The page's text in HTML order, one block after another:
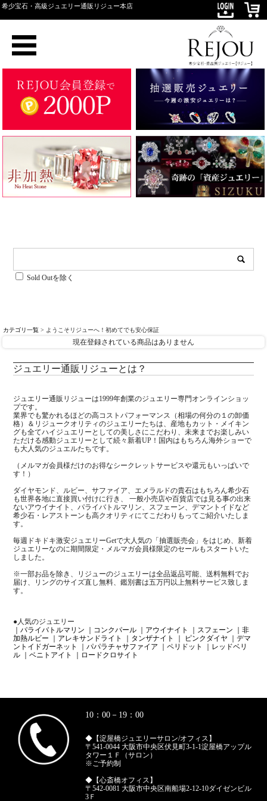
希少宝石・高級ジュエリー通販リジュー本店
Sold Outを除く
カテゴリ一覧 > ようこそリジューへ！初めてでも安心保証
現在登録されている商品はありません
ジュエリー通販リジューとは？
ジュエリー通販リジューは1999年創業のジュエリー専門オンラインショッ
プです。
業界でも驚かれるほどの高コストパフォーマンス（相場の何分の１の卸価
格）＆リジュークオリティのジュエリーたちは、産地もカット・メイキン
グも全てハイジュエリーとしての美しさにこだわり、未来までお楽しみい
ただける感動ジュエリーとして続々新着UP！国内はもちろん海外ショーで
も大人気のジュエルたちです。
（メルマガ会員様だけのお得なシークレットサービスや還元もいっぱいで
す！）
ダイヤモンド、ルビー、サファイア、エメラルドの貴石はもちろん希少石
も世界各地に直接買い付けに行き、 一般小売店や百貨店では見る事の出来
ないアウイナイト、パライバトルマリン、スフェーン、デマントイドなど
希少石・レアストーンも高クオリティにてこだわりもってご紹介いたしま
す。
毎週ドキドキ激安ジュエリーGetで大人気の「抽選販売会」をはじめ、新着
ジュエリーなのに期間限定・メルマガ会員様限定のセールもスタートいた
しました。
※一部お品を除き、リジューのジュエリーは全品返品可能、送料無料でお
届け、リングのサイズ直し無料、鑑別書は五万円以上無料サービス致しま
す。
●人気のジュエリー
｜パライバトルマリン
｜コンクパール ｜アウイナイト ｜スフェーン
｜非
加熱ルビー
｜アレキサンドライト ｜タンザナイト ｜ ピンクダイヤ
｜デマ
ントイドガーネット
｜パパラチャサファイア ｜ペリドット
｜レッドベリ
ル
｜ベニトアイト ｜ロードクロサイト
10：00－19：00
◆【淀屋橋ジュエリーサロン/オフィス】
〒541-0044 大阪市中央区伏見町3-1-1淀屋橋アップル
タワー１Ｆ（サロン）
※ご予約制
◆【心斎橋オフィス】
〒542-0081 大阪市中央区南船場2-12-10ダイゼンビル
3Ｆ